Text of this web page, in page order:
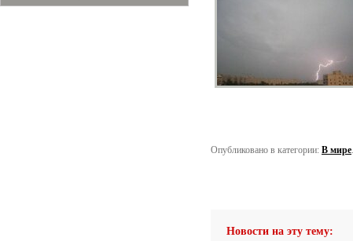
Опубликовано в категории: В мире
Новости на эту тему: